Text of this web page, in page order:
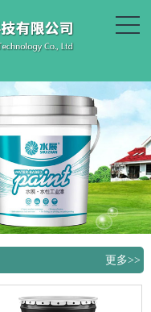
更多>>